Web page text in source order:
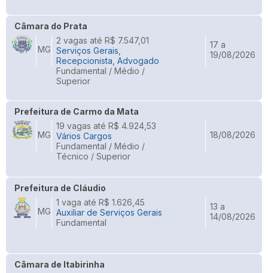
Câmara do Prata
MG
2 vagas até R$ 7.547,01
Serviços Gerais,
Recepcionista, Advogado
Fundamental / Médio /
Superior
17 a
19/08/2026
Prefeitura de Carmo da Mata
MG
19 vagas até R$ 4.924,53
Vários Cargos
Fundamental / Médio /
Técnico / Superior
18/08/2026
Prefeitura de Cláudio
MG
1 vaga até R$ 1.626,45
Auxiliar de Serviços Gerais
Fundamental
13 a
14/08/2026
Câmara de Itabirinha